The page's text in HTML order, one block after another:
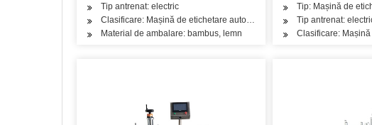
Tip antrenat: electric
Clasificare: Mașină de etichetare automată a sticlei rotunde verticale
Material de ambalare: bambus, lemn
Tip: Mașină de
Tip antrenat:
Clasificare: